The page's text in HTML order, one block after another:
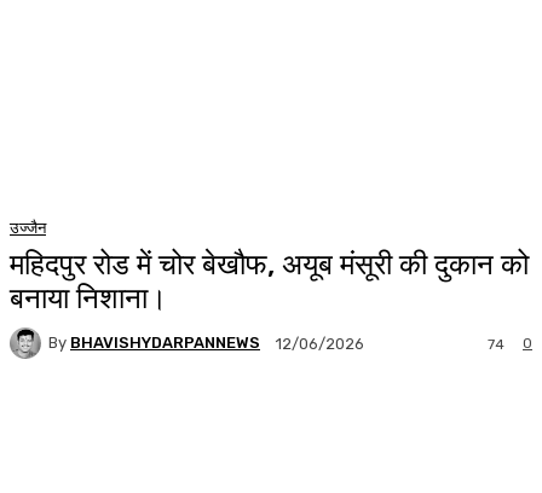
उज्जैन
महिदपुर रोड में चोर बेखौफ, अयूब मंसूरी की दुकान को
बनाया निशाना।
By BHAVISHYDARPANNEWS 12/06/2026 0
74